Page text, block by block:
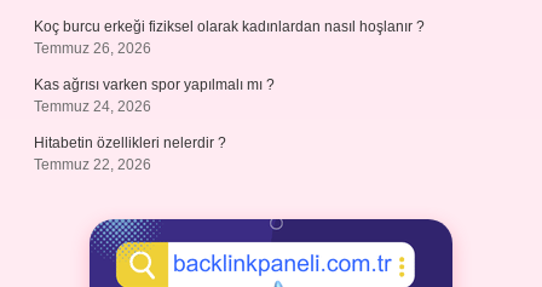
Koç burcu erkeği fiziksel olarak kadınlardan nasıl hoşlanır ?
Temmuz 26, 2026
Kas ağrısı varken spor yapılmalı mı ?
Temmuz 24, 2026
Hitabetin özellikleri nelerdir ?
Temmuz 22, 2026